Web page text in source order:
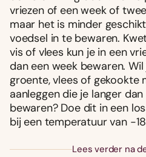
vriezen of een week of
maar het is minder
voedsel in te bewaren.
vis of vlees kun je in een
dan een week bewaren.
groente, vlees of gekookte
aanleggen die je langer
bewaren? Doe dit in een
bij een temperatuur van -
Lees verder na